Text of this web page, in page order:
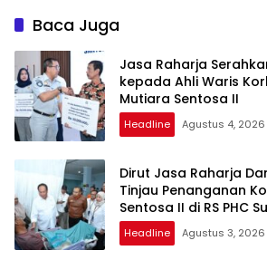
Baca Juga
Jasa Raharja
kepada Ahli Waris
Mutiara Sentosa II
Headline Agustus 4, 2026
Dirut Jasa Raharja
Tinjau Penanganan
Sentosa II di RS PHC
Headline Agustus 3, 2026